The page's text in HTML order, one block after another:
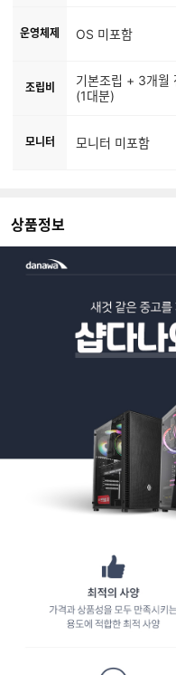
운영체제 OS 미포함
조립비
기본조립 + 3개월
(1대분)
모니터 모니터 미포함
상품정보